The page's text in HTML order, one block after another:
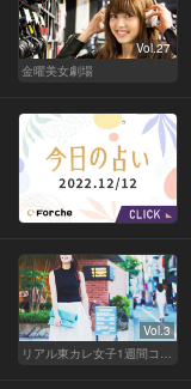
Vol.27
金曜美女劇場
Vol.3
リアル東カレ女子1週間コーデ